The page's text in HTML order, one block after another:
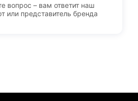
вопрос – вам ответит наш
или представитель бренда